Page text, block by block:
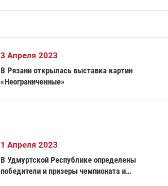
3 Апреля 2023
В Рязани открылась выставка картин
«Неограниченные»
1 Апреля 2023
В Удмуртской Республике определены
победители и призеры чемпионата и